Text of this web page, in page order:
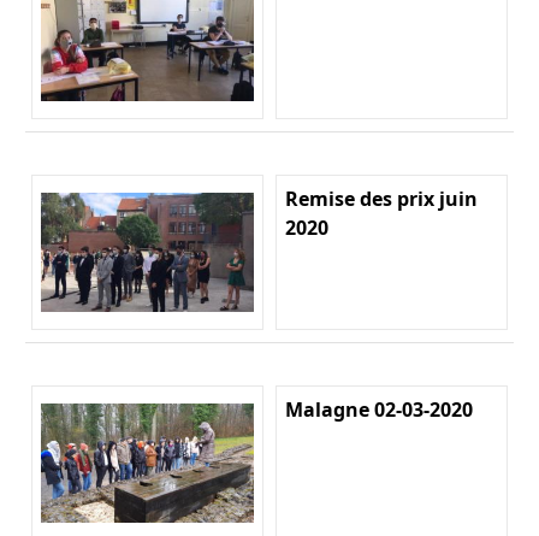
Remise des prix juin
2020
Malagne 02-03-2020